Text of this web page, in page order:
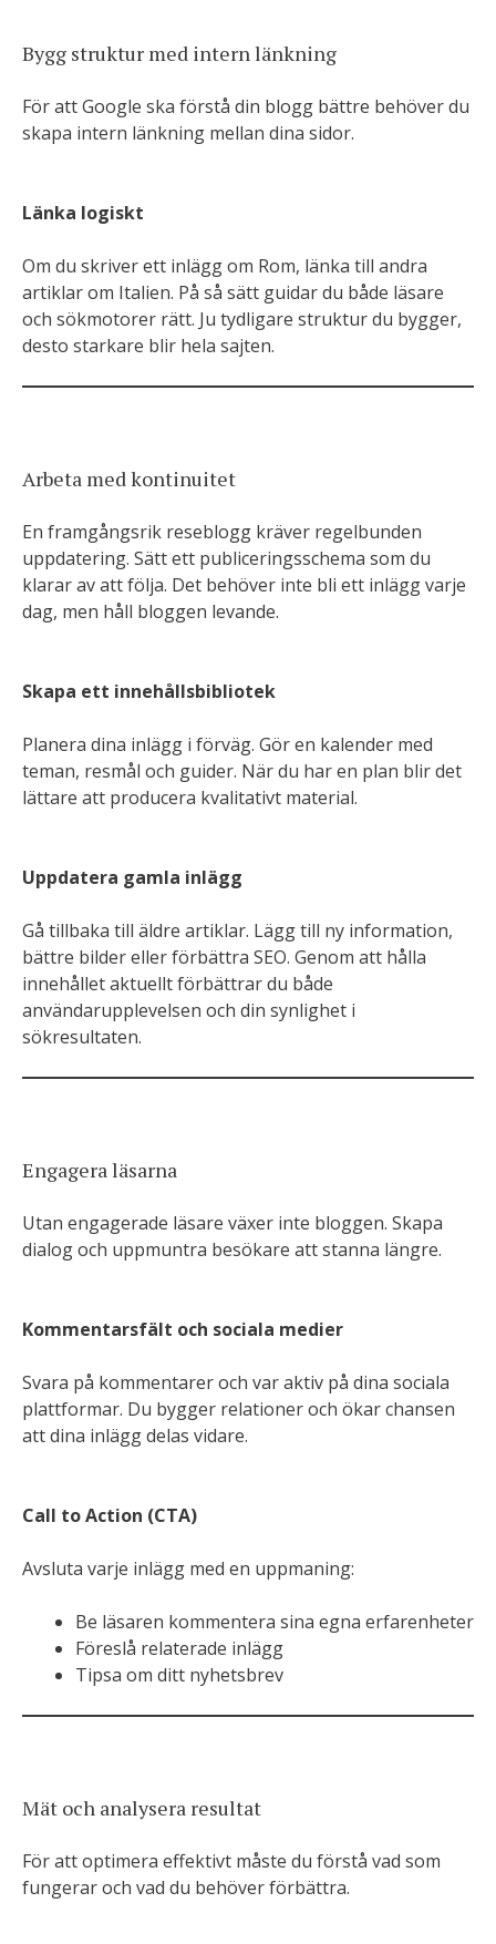
Bygg struktur med intern länkning
För att Google ska förstå din blogg bättre behöver du
skapa intern länkning mellan dina sidor.
Länka logiskt
Om du skriver ett inlägg om Rom, länka till andra
artiklar om Italien. På så sätt guidar du både läsare
och sökmotorer rätt. Ju tydligare struktur du bygger,
desto starkare blir hela sajten.
Arbeta med kontinuitet
En framgångsrik reseblogg kräver regelbunden
uppdatering. Sätt ett publiceringsschema som du
klarar av att följa. Det behöver inte bli ett inlägg varje
dag, men håll bloggen levande.
Skapa ett innehållsbibliotek
Planera dina inlägg i förväg. Gör en kalender med
teman, resmål och guider. När du har en plan blir det
lättare att producera kvalitativt material.
Uppdatera gamla inlägg
Gå tillbaka till äldre artiklar. Lägg till ny information,
bättre bilder eller förbättra SEO. Genom att hålla
innehållet aktuellt förbättrar du både
användarupplevelsen och din synlighet i
sökresultaten.
Engagera läsarna
Utan engagerade läsare växer inte bloggen. Skapa
dialog och uppmuntra besökare att stanna längre.
Kommentarsfält och sociala medier
Svara på kommentarer och var aktiv på dina sociala
plattformar. Du bygger relationer och ökar chansen
att dina inlägg delas vidare.
Call to Action (CTA)
Avsluta varje inlägg med en uppmaning:
Be läsaren kommentera sina egna erfarenheter
Föreslå relaterade inlägg
Tipsa om ditt nyhetsbrev
Mät och analysera resultat
För att optimera effektivt måste du förstå vad som
fungerar och vad du behöver förbättra.